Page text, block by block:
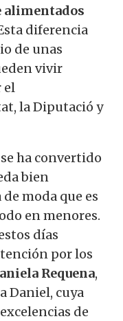
alimentados
diferencia
de unas
vivir
el
la Diputació y
ha convertido
bien
moda que es
en menores.
días
por los
Requena,
Daniel, cuya
de